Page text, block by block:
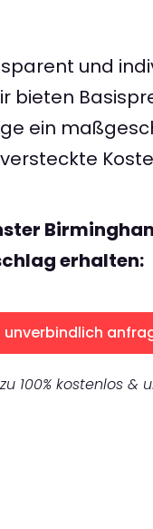
und
bieten
ein
erhalten:
unverbindlich
100% kostenlos &